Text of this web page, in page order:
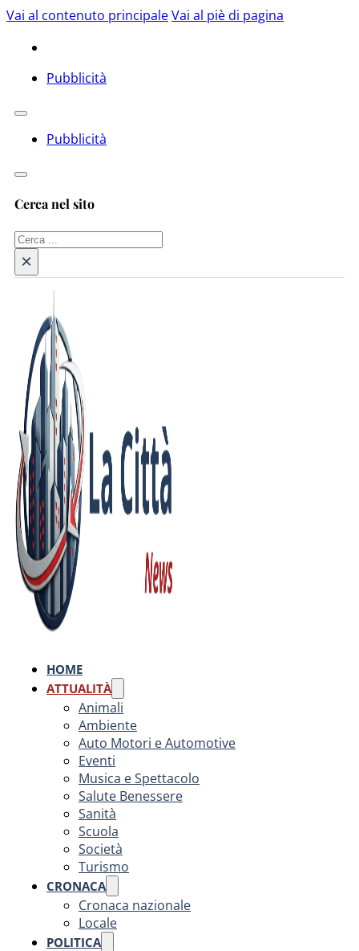
Vai al contenuto principaleVai al piè di pagina
Pubblicità
Pubblicità
Cerca nel sito
Cerca
×
HOME
ATTUALITÀ
Animali
Ambiente
Auto Motori e Automotive
Eventi
Musica e Spettacolo
Salute Benessere
Sanità
Scuola
Società
Turismo
CRONACA
Cronaca nazionale
Locale
POLITICA